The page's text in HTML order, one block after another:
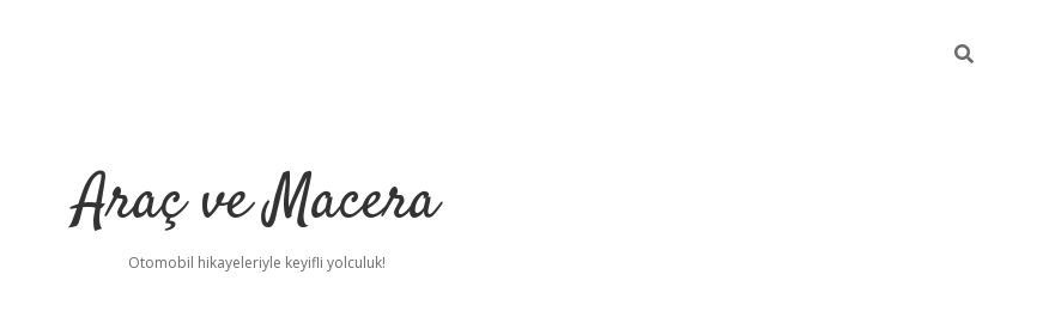
Araç ve Macera
Otomobil hikayeleriyle keyifli yolculuk!